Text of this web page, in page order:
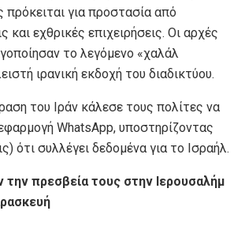
για προστασία από
και εχθρικές επιχειρήσεις. Οι αρχές
το λεγόμενο «χαλάλ
ιρανική εκδοχή του διαδικτύου.
του Ιράν κάλεσε τους πολίτες να
WhatsApp, υποστηρίζοντας
ότι συλλέγει δεδομένα για το Ισραήλ.
την πρεσβεία τους στην Ιερουσαλήμ